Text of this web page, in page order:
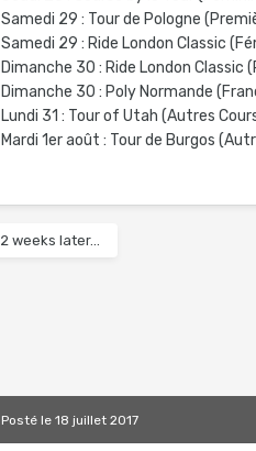
Samedi 29 : Tour de Pologne
Samedi 29 : Ride London Classic
Dimanche 30 : Ride London Classic
Dimanche 30 : Poly Normande
Lundi 31 : Tour of Utah (Autres
Mardi 1er août : Tour de Burgos
2 weeks later...
Postéle 18 juillet 2017